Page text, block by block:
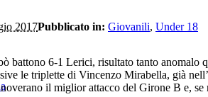
2017Pubblicato in: Giovanili, Under 18
battono 6-1 Lerici, risultato tanto anomalo
le triplette di Vincenzo Mirabella, già
il miglior attacco del Girone B e,